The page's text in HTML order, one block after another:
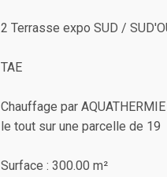
2 Terrasse expo SUD /
TAE
Chauffage par AQUATHERMIE
le tout sur une parcelle de 19
Surface : 300.00 m²